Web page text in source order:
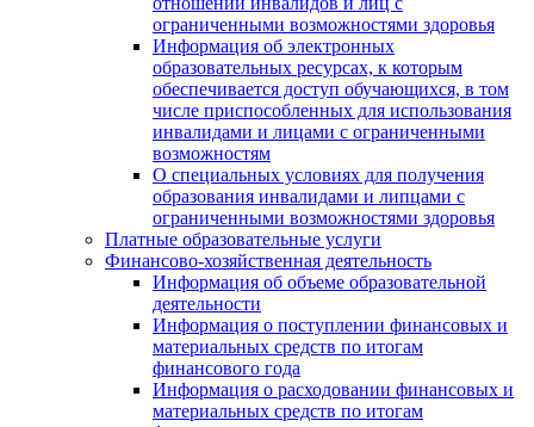
ограниченными возможностями здоровья
Информация об электронных
образовательных ресурсах, к которым
обеспечивается доступ обучающихся, в том
числе приспособленных для использования
инвалидами и лицами с ограниченными
возможностям
О специальных условиях для получения
образования инвалидами и липцами с
ограниченными возможностями здоровья
Платные образовательные услуги
Финансово-хозяйственная деятельность
Информация об объеме образовательной
деятельности
Информация о поступлении финансовых и
материальных средств по итогам
финансового года
Информация о расходовании финансовых и
материальных средств по итогам